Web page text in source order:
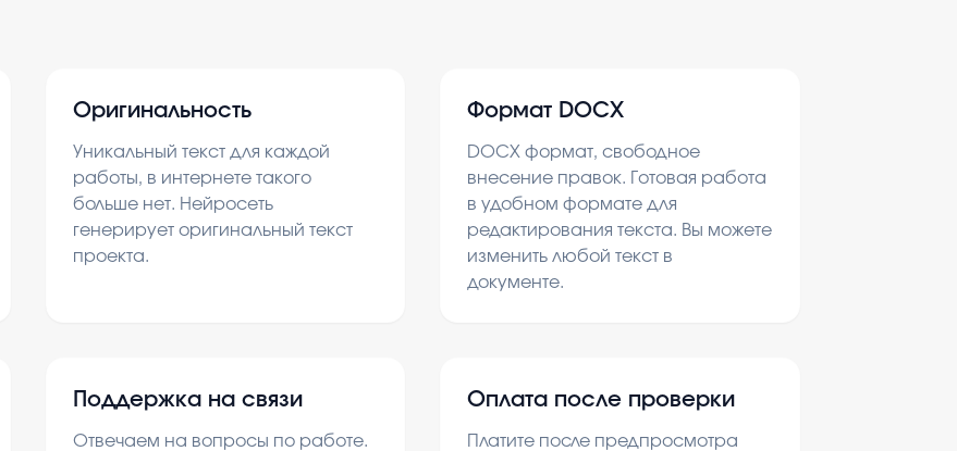
Оригинальность
Уникальный текст для каждой
работы, в интернете такого
больше нет. Нейросеть
генерирует оригинальный текст
проекта.
Формат DOCX
DOCX формат, свободное
внесение правок. Готовая работа
в удобном формате для
редактирования текста. Вы можете
изменить любой текст в
документе.
Поддержка на связи
Отвечаем на вопросы по работе.
Оплата после проверки
Платите после предпросмотра